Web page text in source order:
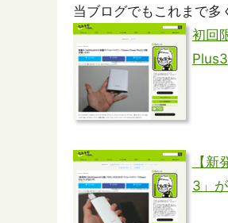
当ブログでもこれまで多
初回
【
3」